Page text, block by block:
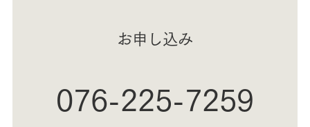
お申し込み
076-225-7259